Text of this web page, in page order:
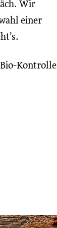
Wir
einer
Kontrolle